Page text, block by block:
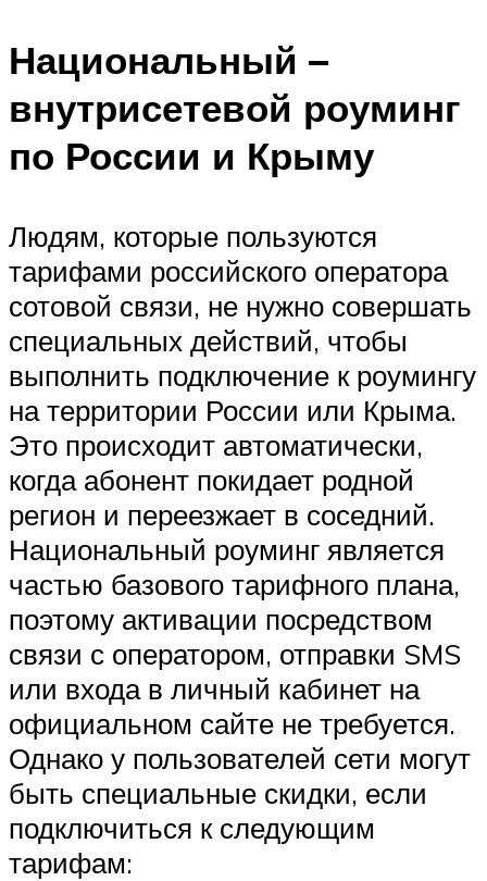
Национальный –
внутрисетевой роуминг
по России и Крыму
Людям, которые пользуются
тарифами российского оператора
сотовой связи, не нужно совершать
специальных действий, чтобы
выполнить подключение к роумингу
на территории России или Крыма.
Это происходит автоматически,
когда абонент покидает родной
регион и переезжает в соседний.
Национальный роуминг является
частью базового тарифного плана,
поэтому активации посредством
связи с оператором, отправки SMS
или входа в личный кабинет на
официальном сайте не требуется.
Однако у пользователей сети могут
быть специальные скидки, если
подключиться к следующим
тарифам: